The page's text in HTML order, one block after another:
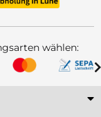
wählen: